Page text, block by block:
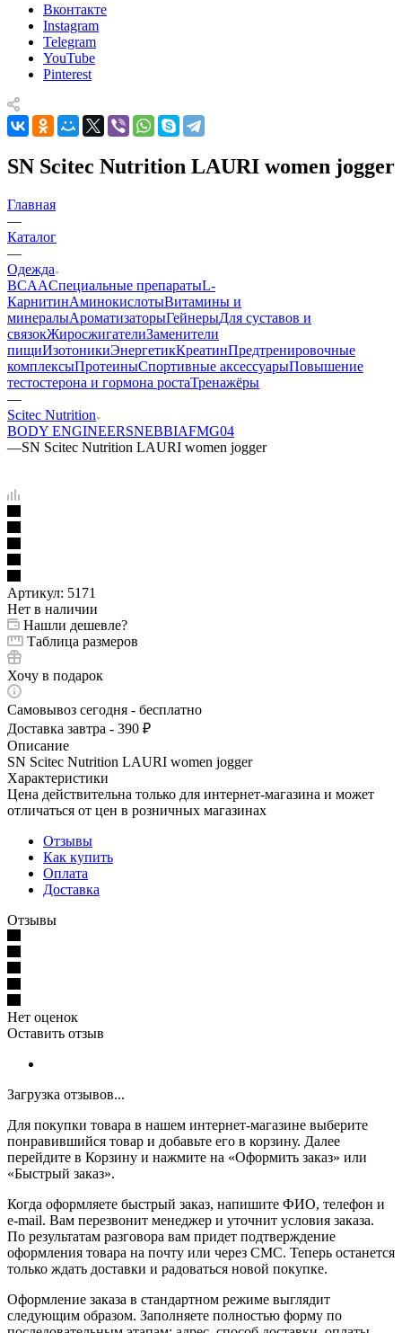
Вконтакте
Instagram
Telegram
YouTube
Pinterest
SN Scitec Nutrition LAURI women jogger
Главная
—
Каталог
—
Одежда
BCAACпециальные препаратыL-
КарнитинАминокислотыВитамины и
минералыАроматизаторыГейнерыДля суставов и
связокЖиросжигателиЗаменители
пищиИзотоникиЭнергетикКреатинПредтренировочные
комплексыПротеиныСпортивные аксессуарыПовышение
тестостерона и гормона ростаТренажёры
—
Scitec Nutrition
BODY ENGINEERSNEBBIAFMG04
—SN Scitec Nutrition LAURI women jogger
Артикул: 5171
Нет в наличии
Нашли дешевле?
Таблица размеров
Хочу в подарок
Самовывоз сегодня - бесплатно
Доставка завтра - 390 ₽
Описание
SN Scitec Nutrition LAURI women jogger
Характеристики
Цена действительна только для интернет-магазина и может
отличаться от цен в розничных магазинах
Отзывы
Как купить
Оплата
Доставка
Отзывы
Нет оценок
Оставить отзыв
Загрузка отзывов...
Для покупки товара в нашем интернет-магазине выберите
понравившийся товар и добавьте его в корзину. Далее
перейдите в Корзину и нажмите на «Оформить заказ» или
«Быстрый заказ».
Когда оформляете быстрый заказ, напишите ФИО, телефон и
e-mail. Вам перезвонит менеджер и уточнит условия заказа.
По результатам разговора вам придет подтверждение
оформления товара на почту или через СМС. Теперь останется
только ждать доставки и радоваться новой покупке.
Оформление заказа в стандартном режиме выглядит
следующим образом. Заполняете полностью форму по